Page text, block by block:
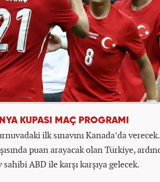
KUPASI MAÇ PROGRAMI
ilk sınavını Kanada’da
puan arayacak olan Türkiye,
sahibi ABD ile karşı karşıya gelecek.